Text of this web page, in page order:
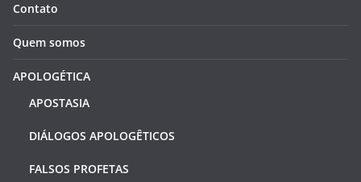
Contato
Quem somos
APOLOGÉTICA
APOSTASIA
DIÁLOGOS APOLOGÊTICOS
FALSOS PROFETAS